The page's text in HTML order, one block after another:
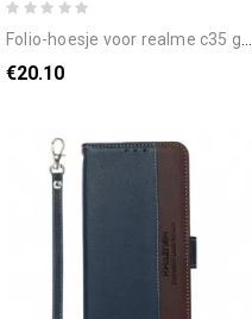
folio-hoesje voor realme c35 gesplitst nappaleer
€20.10